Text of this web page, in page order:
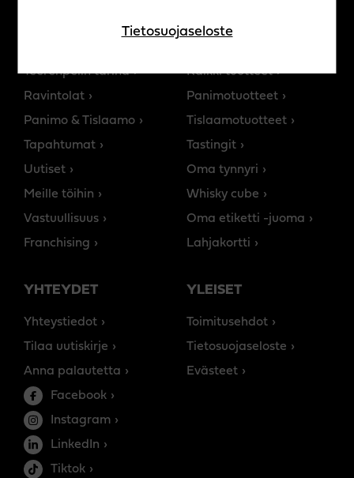
Tietosuojaseloste
Teerenpelin tarina
Ravintolat
Panimo & Tislaamo
Tapahtumat
Uutiset
Meille töihin
Vastuullisuus
Franchising
TUOTTEET
Kaikki tuotteet
Panimotuotteet
Tislaamotuotteet
Tastingit
Oma tynnyri
Whisky cube
Oma etiketti -juoma
Lahjakortti
YHTEYDET
Yhteystiedot
Tilaa uutiskirje
Anna palautetta
Facebook
Instagram
LinkedIn
Tiktok
YLEISET
Toimitusehdot
Tietosuojaseloste
Evästeet